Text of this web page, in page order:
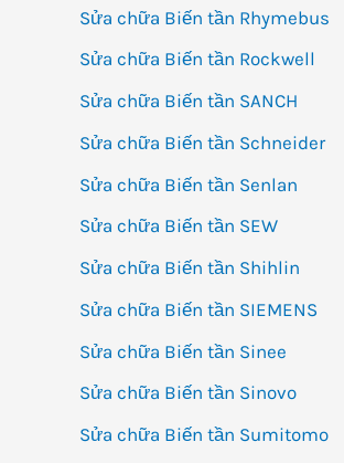
Sửa chữa Biến tần Rhymebus
Sửa chữa Biến tần Rockwell
Sửa chữa Biến tần SANCH
Sửa chữa Biến tần Schneider
Sửa chữa Biến tần Senlan
Sửa chữa Biến tần SEW
Sửa chữa Biến tần Shihlin
Sửa chữa Biến tần SIEMENS
Sửa chữa Biến tần Sinee
Sửa chữa Biến tần Sinovo
Sửa chữa Biến tần Sumitomo